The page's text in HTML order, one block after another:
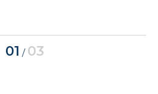
01 / 03